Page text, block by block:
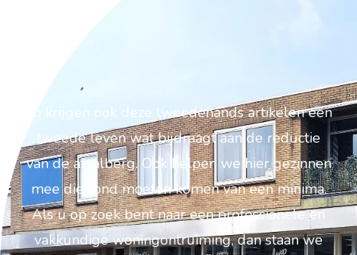
Zo krijgen ook deze tweedehands artikelen een
tweede leven wat bijdraagt aan de reductie
van de afvalberg. Ook helpen we hier gezinnen
mee die rond moeten komen van een minima.
Als u op zoek bent naar een professionele en
vakkundige woningontruiming, dan staan we